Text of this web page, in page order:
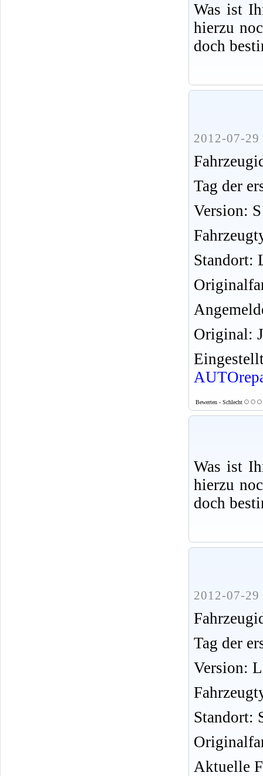
Was ist
hierzu
doch
2012-07-29
Tag der
Version:
Standort:
Original:
Bewerten - Schlecht
Was ist
hierzu
doch
2012-07-29
Tag der
Version:
Standort:
Aktuelle